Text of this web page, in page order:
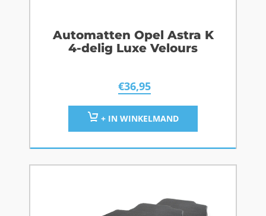
Automatten Opel Astra K
4-delig Luxe Velours
€36,95
+ IN WINKELMAND